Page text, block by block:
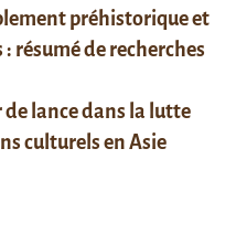
préhistorique et
résumé de recherches
de lance dans la lutte
culturels en Asie